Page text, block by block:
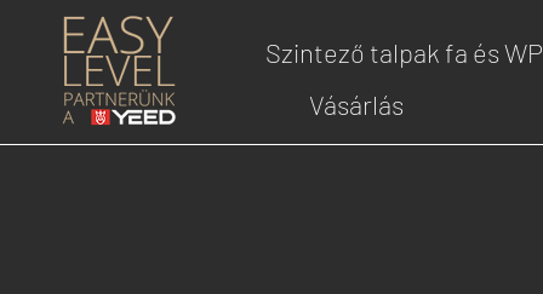
Szintező talpak fa és
Vásárlás